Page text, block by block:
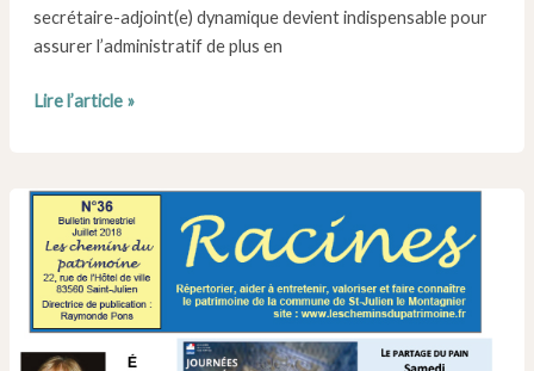
secrétaire-adjoint(e) dynamique devient indispensable pour
assurer l’administratif de plus en
Numéro
Lire l’article »